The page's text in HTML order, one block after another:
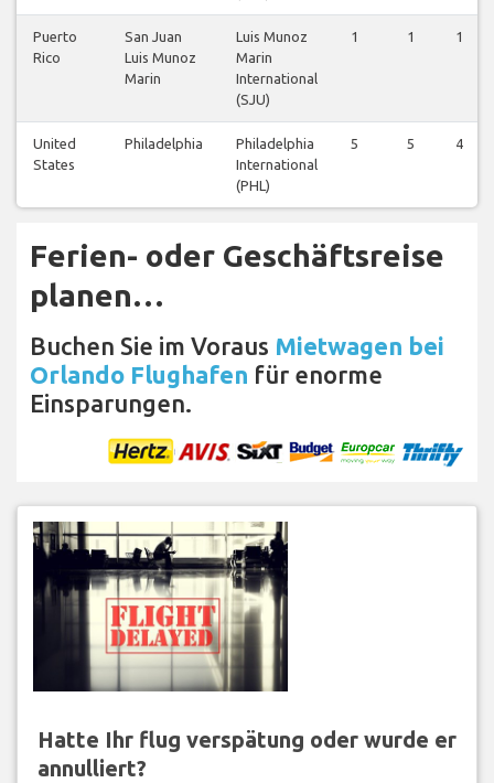
Puerto
Rico
San Juan
Luis Munoz
Marin
Luis Munoz
Marin
International
(SJU)
1 1 1
United
States
Philadelphia
Philadelphia
International
(PHL)
5 5 4
Ferien- oder Geschäftsreise
planen…
Buchen Sie im Voraus Mietwagen bei
Orlando Flughafen für enorme
Einsparungen.
Hatte Ihr flug verspätung oder wurde er
annulliert?